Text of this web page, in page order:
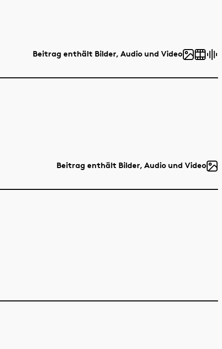
Beitrag enthält Bilder, Audio und Video
Beitrag enthält Bilder, Audio und Video